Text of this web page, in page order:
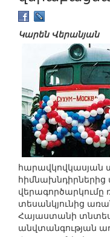
Կարեն Վերանյան
հիմնախնդիրներից
տեսանկյունից
Հայաստանի
անվտանգության